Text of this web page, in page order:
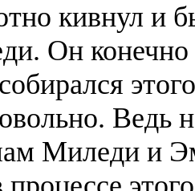
кивнул и
Он
Ведь
Миледи и